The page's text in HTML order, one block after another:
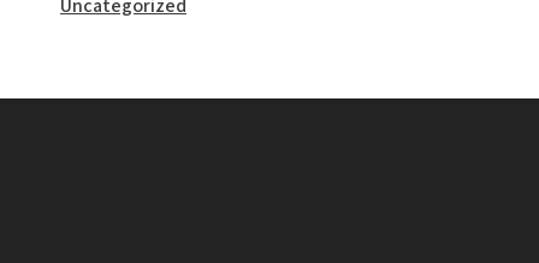
Uncategorized